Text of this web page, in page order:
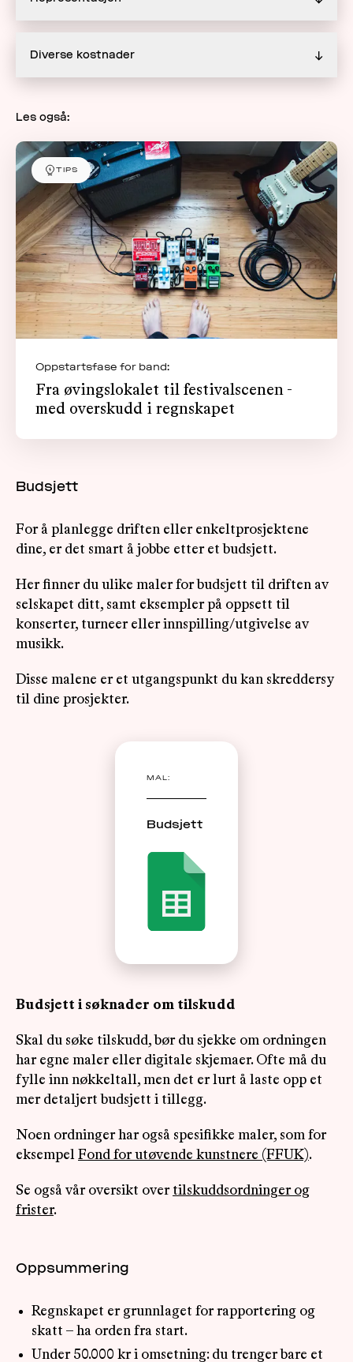
Diverse kostnader ↓
Les også:
TIPS
Oppstartsfase for band:
Fra øvingslokalet til festivalscenen -
med overskudd i regnskapet
Budsjett
For å planlegge driften eller enkeltprosjektene
dine, er det smart å jobbe etter et budsjett.
Her finner du ulike maler for budsjett til driften av
selskapet ditt, samt eksempler på oppsett til
konserter, turneer eller innspilling/utgivelse av
musikk.
Disse malene er et utgangspunkt du kan skreddersy
til dine prosjekter.
MAL:
Budsjett
Budsjett i søknader om tilskudd
Skal du søke tilskudd, bør du sjekke om ordningen
har egne maler eller digitale skjemaer. Ofte må du
fylle inn nøkkeltall, men det er lurt å laste opp et
mer detaljert budsjett i tillegg.
Noen ordninger har også spesifikke maler, som for
eksempel Fond for utøvende kunstnere (FFUK).
Se også vår oversikt over tilskuddsordninger og
frister.
Oppsummering
Regnskapet er grunnlaget for rapportering og
skatt – ha orden fra start.
Under 50.000 kr i omsetning: du trenger bare et